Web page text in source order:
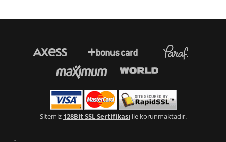
Sitemiz 128Bit SSL Sertifikası ile korunmaktadır.